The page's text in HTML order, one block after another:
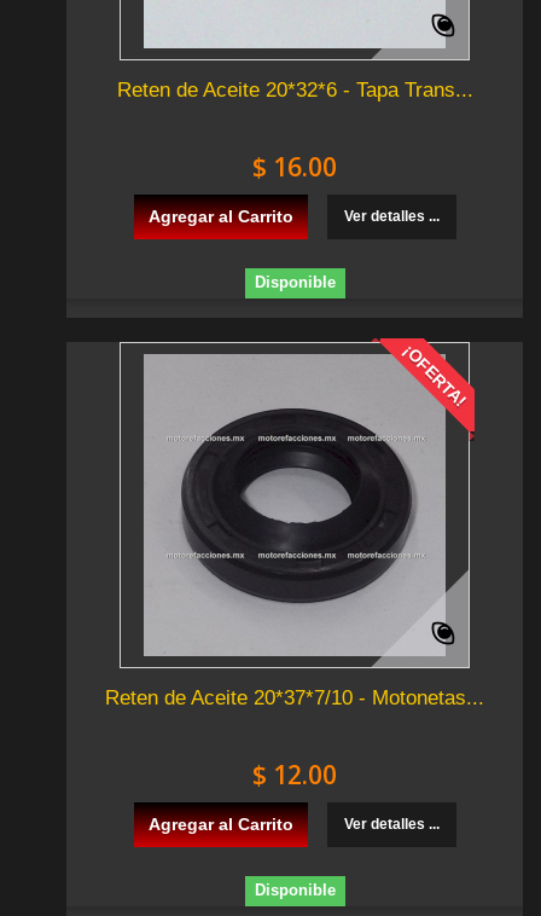
Reten de Aceite 20*32*6 - Tapa Trans...
$ 16.00
Agregar al Carrito Ver detalles ...
Disponible
¡OFERTA!
Reten de Aceite 20*37*7/10 - Motonetas...
$ 12.00
Agregar al Carrito Ver detalles ...
Disponible